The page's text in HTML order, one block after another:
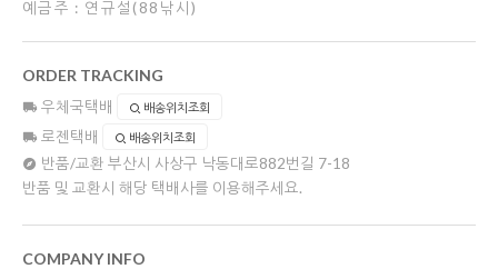
예금주 : 연규설(88낚시)
ORDER TRACKING
우체국택배 배송위치조회
로젠택배 배송위치조회
반품/교환 부산시 사상구 낙동대로882번길 7-18
반품 및 교환시 해당 택배사를 이용해주세요.
COMPANY INFO